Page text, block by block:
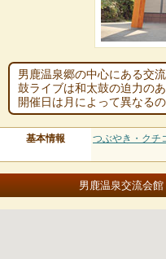
男鹿温泉郷の中心にある交
鼓ライブは和太鼓の迫力の
開催日は月によって異なる
基本情報 つぶやき・クチ
男鹿温泉交流会